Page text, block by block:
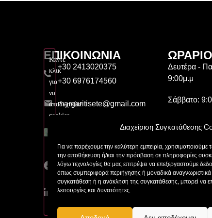
Διαχείριση Συγκατάθεσης
Για να παρέχουμε την καλύτερη εμπειρία, χρησιμοποιούμε
την αποθήκευση ή/και την πρόσβαση σε πληροφορίες
λόγω τεχνολογίες θα μας επιτρέψει να επεξεργαστούμε
όπως συμπεριφορά περιήγησης ή μοναδικά
συγκατάθεση ή η ανάκληση της συγκατάθεσης, μπορεί να
λειτουργίες και δυνατότητες.
ΕΠΙΚΟΙΝΩΝΙΑ
+30 2413020375
+30 6976174560
margaritisete@gmail.com
Κάντε
κλικ
για
να
αποδεχτείτε
cookies
ενεργοποιήσετε
αυτό
Μεγάλου Αλεξάνδρου 31,
Μαργαρίτης Κατασκευαστική
E.Ε.
Vasilis Margaritis
ΩΡΑΡΙΟ
Δευτέρα -
9:00μ.μ
Σάββατο: